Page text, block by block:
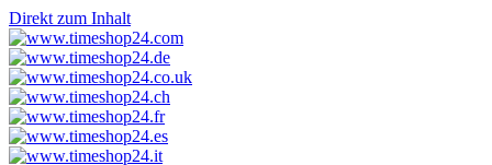
Direkt zum Inhalt